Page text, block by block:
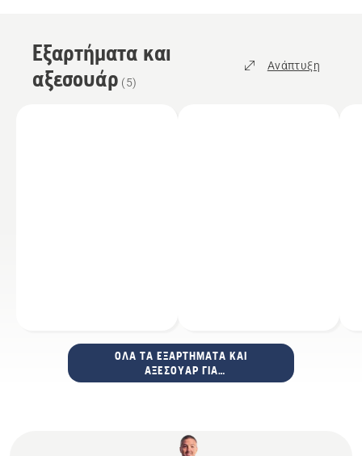
Εξαρτήματα και
αξεσουάρ (5)
Ανάπτυξη
ΌΛΑ ΤΑ ΕΞΑΡΤΉΜΑΤΑ ΚΑΙ
ΑΞΕΣΟΥΆΡ ΓΙΑ
ΜΠΟΡΝΤΟΥΡΟΨΆΛΙΔΑ